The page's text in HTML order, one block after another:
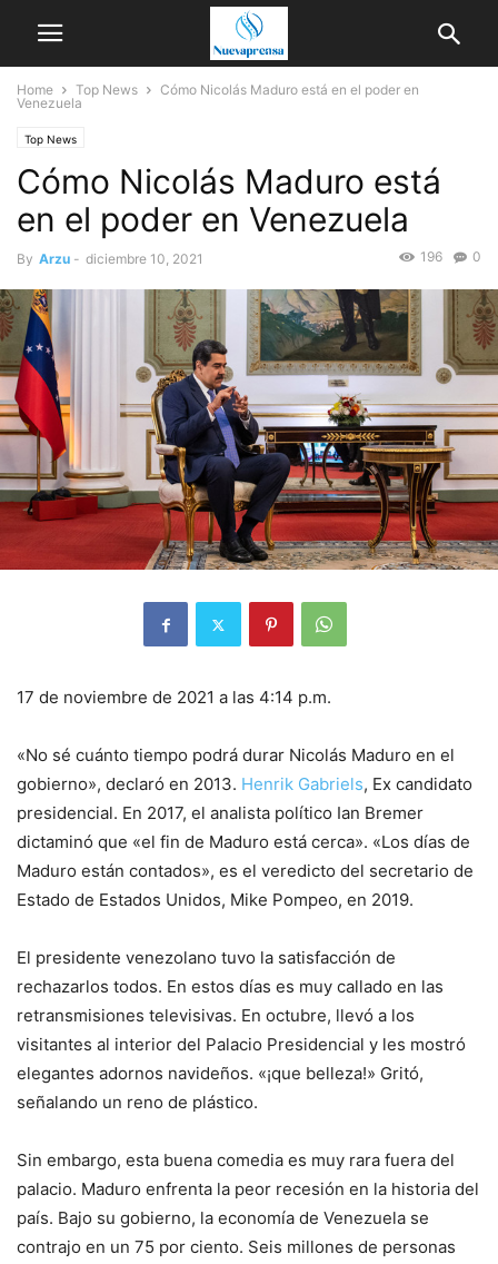
Home Top News
Cómo Nicolás Maduro está en el poder en
Venezuela
Top News
Cómo Nicolás Maduro está
en el poder en Venezuela
By Arzu - diciembre 10, 2021 0
196
17 de noviembre de 2021 a las 4:14 p.m.
«No sé cuánto tiempo podrá durar Nicolás Maduro en el
gobierno», declaró en 2013. Henrik Gabriels, Ex candidato
presidencial. En 2017, el analista político Ian Bremer
dictaminó que «el fin de Maduro está cerca». «Los días de
Maduro están contados», es el veredicto del secretario de
Estado de Estados Unidos, Mike Pompeo, en 2019.
El presidente venezolano tuvo la satisfacción de
rechazarlos todos. En estos días es muy callado en las
retransmisiones televisivas. En octubre, llevó a los
visitantes al interior del Palacio Presidencial y les mostró
elegantes adornos navideños. «¡que belleza!» Gritó,
señalando un reno de plástico.
Sin embargo, esta buena comedia es muy rara fuera del
palacio. Maduro enfrenta la peor recesión en la historia del
país. Bajo su gobierno, la economía de Venezuela se
contrajo en un 75 por ciento. Seis millones de personas